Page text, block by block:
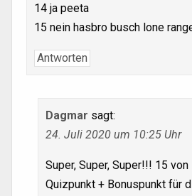
14 ja peeta
15 nein hasbro busch lone
Antworten
Dagmar sagt:
24. Juli 2020 um 10:25 Uhr
Super, Super, Super!!! 15
Quizpunkt + Bonuspunkt für